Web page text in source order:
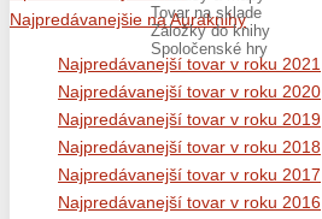
Tovar na sklade
Záložky do knihy
Spoločenské hry
Najpredávanejšie na Auraknihy
Najpredávanejší tovar v roku 2021
Najpredávanejší tovar v roku 2020
Najpredávanejší tovar v roku 2019
Najpredávanejší tovar v roku 2018
Najpredávanejší tovar v roku 2017
Najpredávanejší tovar v roku 2016